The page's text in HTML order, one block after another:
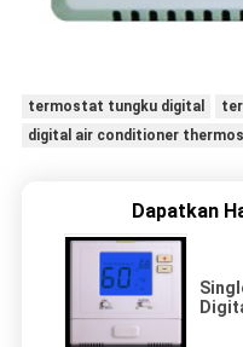
termostat tungku digital
digital air conditioner
Dapatkan